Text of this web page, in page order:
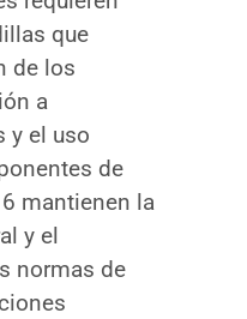
que
de los
a
y el uso
de
mantienen la
y el
normas de